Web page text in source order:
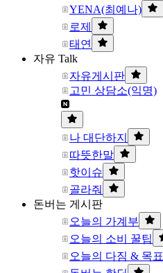
YENA(최예나)
로제
태연
자유 Talk
자유게시판
고민 상담소(익명)
나 대단하지
따뜻한말
핫이슈
골라줘
돈버는 게시판
오늘의 가계부
오늘의 소비 꿀팁
오늘의 다짐 & 목표